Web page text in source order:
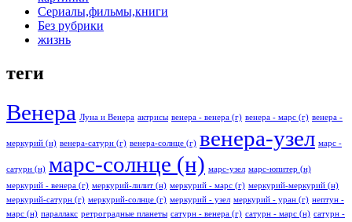
Сериалы,фильмы,книги
Без рубрики
жизнь
теги
Венера Луна и Венера актрисы венера - венера (г) венера - марс (г) венера -
меркурий (н) венера-сатурн (г) венера-солнце (г) венера-узел марс -
сатурн (н) марс-солнце (н) марс-узел марс-юпитер (н)
меркурий - венера (г) меркурий-лилит (н) меркурий - марс (г) меркурий-меркурий (н)
меркурий-сатурн (г) меркурий-солнце (г) меркурий - узел меркурий - уран (г) нептун -
марс (н) параллакс ретроградные планеты сатурн - венера (г) сатурн - марс (н) сатурн -